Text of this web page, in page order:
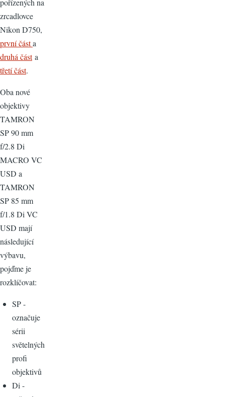
zrcadlovce
Nikon D750,
první částa
druhá částa
třetí část.
Oba nové
objektivy
TAMRON
SP 90 mm
f/2.8 Di
MACRO VC
USD a
TAMRON
SP 85 mm
f/1.8 Di VC
USD mají
následující
výbavu,
pojďme je
rozklíčovat:
SP -
označuje
sérii
světelných
profi
objektivů
Di -